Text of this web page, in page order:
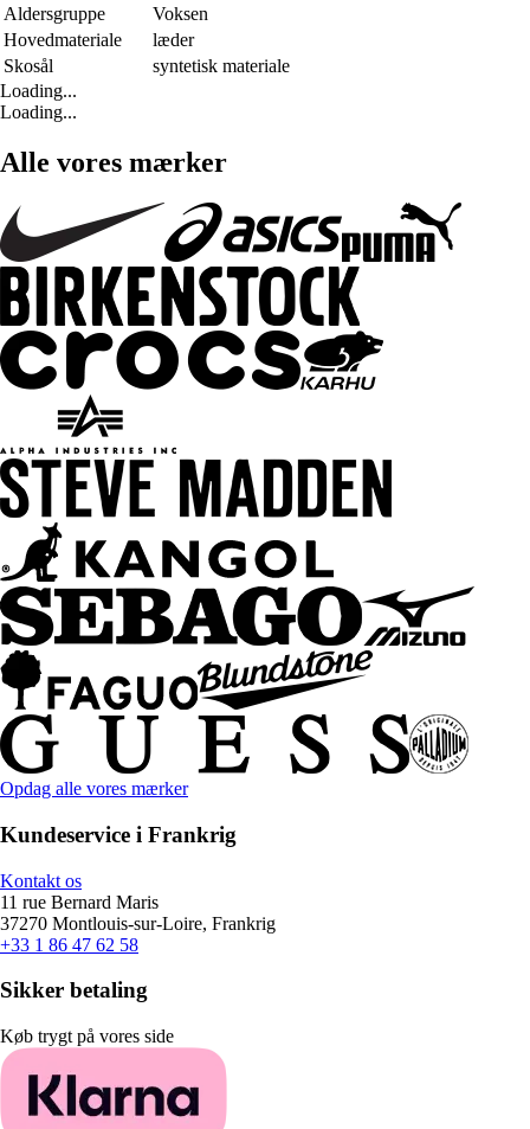
Aldersgruppe
Voksen
Hovedmateriale
læder
Skosål
syntetisk materiale
Loading...
Loading...
Alle vores mærker
Opdag alle vores mærker
Kundeservice i Frankrig
Kontakt os
11 rue Bernard Maris
37270 Montlouis-sur-Loire, Frankrig
+33 1 86 47 62 58
Sikker betaling
Køb trygt på vores side